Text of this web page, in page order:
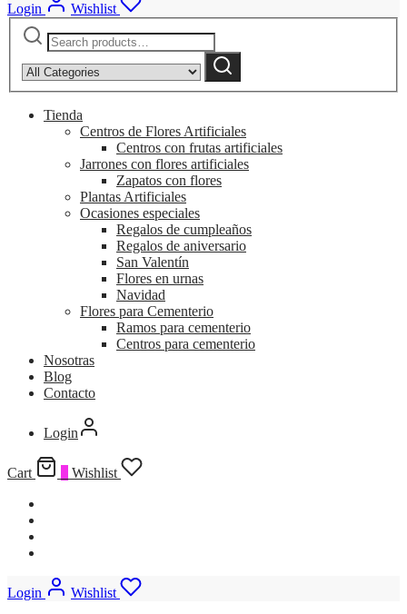
Login
Wishlist
Search
for:
category:
Search
Tienda
Centros de Flores Artificiales
Centros con frutas artificiales
Jarrones con flores artificiales
Zapatos con flores
Plantas Artificiales
Ocasiones especiales
Regalos de cumpleaños
Regalos de aniversario
San Valentín
Flores en urnas
Navidad
Flores para Cementerio
Ramos para cementerio
Centros para cementerio
Nosotras
Blog
Contacto
Login
Cart Wishlist
Login
Wishlist